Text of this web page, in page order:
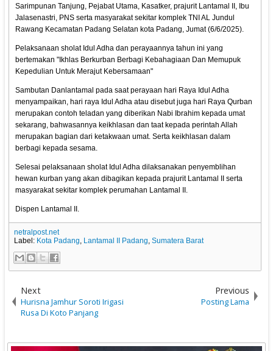
Sarimpunan Tanjung, Pejabat Utama, Kasatker, prajurit Lantamal II, Ibu
Jalasenastri, PNS serta masyarakat sekitar komplek TNI AL Jundul
Rawang Kecamatan Padang Selatan kota Padang, Jumat (6/6/2025).
Pelaksanaan sholat Idul Adha dan perayaannya tahun ini yang
bertemakan "Ikhlas Berkurban Berbagi Kebahagiaan Dan Memupuk
Kepedulian Untuk Merajut Kebersamaan"
Sambutan Danlantamal pada saat perayaan hari Raya Idul Adha
menyampaikan, hari raya Idul Adha atau disebut juga hari Raya Qurban
merupakan contoh teladan yang diberikan Nabi Ibrahim kepada umat
sekarang, bahwasannya keikhlasan dan taat kepada perintah Allah
merupakan bagian dari ketakwaan umat. Serta keikhlasan dalam
berbagi kepada sesama.
Selesai pelaksanaan sholat Idul Adha dilaksanakan penyemblihan
hewan kurban yang akan dibagikan kepada prajurit Lantamal II serta
masyarakat sekitar komplek perumahan Lantamal II.
Dispen Lantamal II.
netralpost.net
Label: Kota Padang, Lantamal II Padang,Sumatera Barat
Next
Hurisna Jamhur Soroti Irigasi
Rusa Di Koto Panjang
Previous
Posting Lama